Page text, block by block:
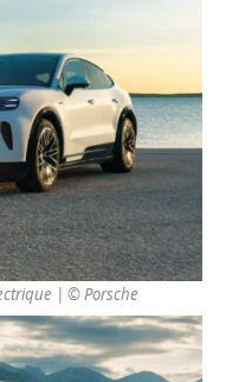
| © Porsche